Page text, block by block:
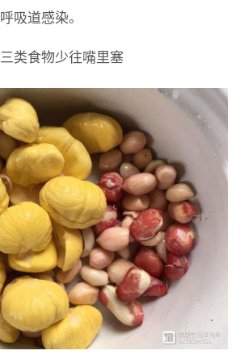
吸道感染。
类食物少往嘴里塞